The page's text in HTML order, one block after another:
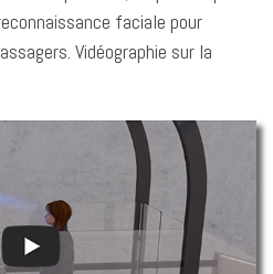
faciale pour
Vidéographie sur la